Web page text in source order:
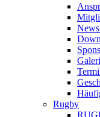
Rugby